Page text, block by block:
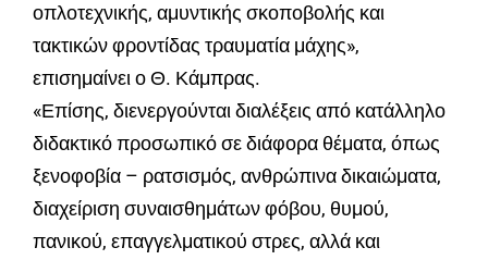
οπλοτεχνικής, αμυντικής σκοποβολής και
τακτικών φροντίδας τραυματία μάχης»,
επισημαίνει ο Θ. Κάμπρας.
«Επίσης, διενεργούνται διαλέξεις από κατάλληλο
διδακτικό προσωπικό σε διάφορα θέματα, όπως
ξενοφοβία – ρατσισμός, ανθρώπινα δικαιώματα,
διαχείριση συναισθημάτων φόβου, θυμού,
πανικού, επαγγελματικού στρες, αλλά και